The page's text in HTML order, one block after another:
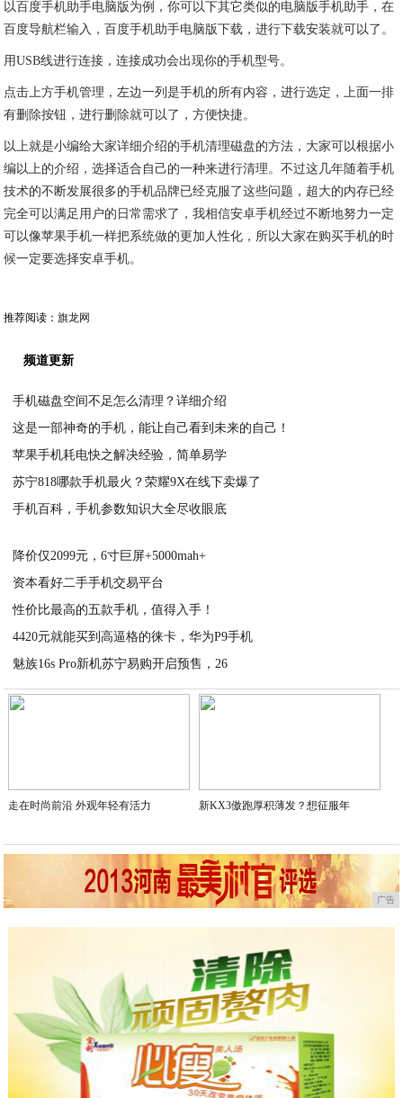
以百度手机助手电脑版为例，你可以下其它类似的电脑版手机助手，在
百度导航栏输入，百度手机助手电脑版下载，进行下载安装就可以了。
用USB线进行连接，连接成功会出现你的手机型号。
点击上方手机管理，左边一列是手机的所有内容，进行选定，上面一排
有删除按钮，进行删除就可以了，方便快捷。
以上就是小编给大家详细介绍的手机清理磁盘的方法，大家可以根据小
编以上的介绍，选择适合自己的一种来进行清理。不过这几年随着手机
技术的不断发展很多的手机品牌已经克服了这些问题，超大的内存已经
完全可以满足用户的日常需求了，我相信安卓手机经过不断地努力一定
可以像苹果手机一样把系统做的更加人性化，所以大家在购买手机的时
候一定要选择安卓手机。
推荐阅读：旗龙网
频道更新
手机磁盘空间不足怎么清理？详细介绍
这是一部神奇的手机，能让自己看到未来的自己！
苹果手机耗电快之解决经验，简单易学
苏宁818哪款手机最火？荣耀9X在线下卖爆了
手机百科，手机参数知识大全尽收眼底
降价仅2099元，6寸巨屏+5000mah+
资本看好二手手机交易平台
性价比最高的五款手机，值得入手！
4420元就能买到高逼格的徕卡，华为P9手机
魅族16s Pro新机苏宁易购开启预售，26
2020-06-16
走在时尚前沿 外观年轻有活力 新KX3傲跑厚积薄发？想征服年
广告